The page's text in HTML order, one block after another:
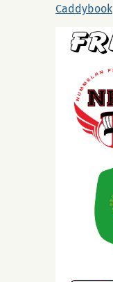
Caddybook